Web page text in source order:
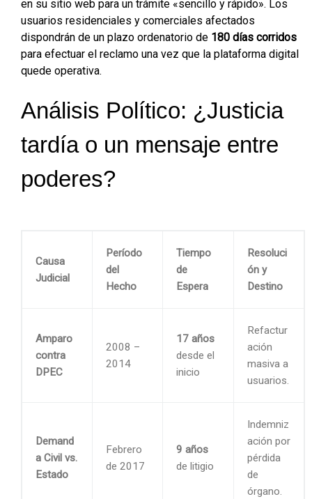
en su sitio web para un trámite «sencillo y rápido». Los
usuarios residenciales y comerciales afectados
dispondrán de un plazo ordenatorio de 180 días corridos
para efectuar el reclamo una vez que la plataforma digital
quede operativa.
Análisis Político: ¿Justicia
tardía o un mensaje entre
poderes?
Causa
Judicial
Período
del
Hecho
Tiempo
de
Espera
Resoluci
ón y
Destino
Amparo
contra
DPEC
2008 –
2014
17 años
desde el
inicio
Refactur
ación
masiva a
usuarios.
Demand
a Civil vs.
Estado
Febrero
de 2017
9 años
de litigio
Indemniz
ación por
pérdida
de
órgano.